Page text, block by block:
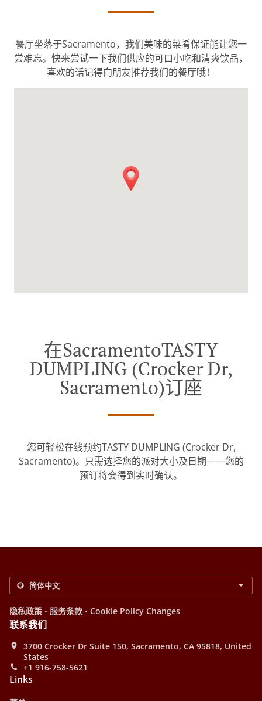
餐厅坐落于Sacramento，我们美味的菜肴保证能让您一
尝难忘。快来尝试一下我们供应的可口小吃和清爽饮品，
喜欢的话记得向朋友推荐我们的餐厅哦！
在SacramentoTASTY
DUMPLING (Crocker Dr,
Sacramento)订座
您可轻松在线预约TASTY DUMPLING (Crocker Dr,
Sacramento)。只需选择您的派对大小及日期——您的
预订将会得到实时确认。
隐私政策 . 服务条款 . Cookie Policy Changes
联系我们
3700 Crocker Dr Suite 150, Sacramento, CA 95818, United
States
+1 916-758-5621
Links